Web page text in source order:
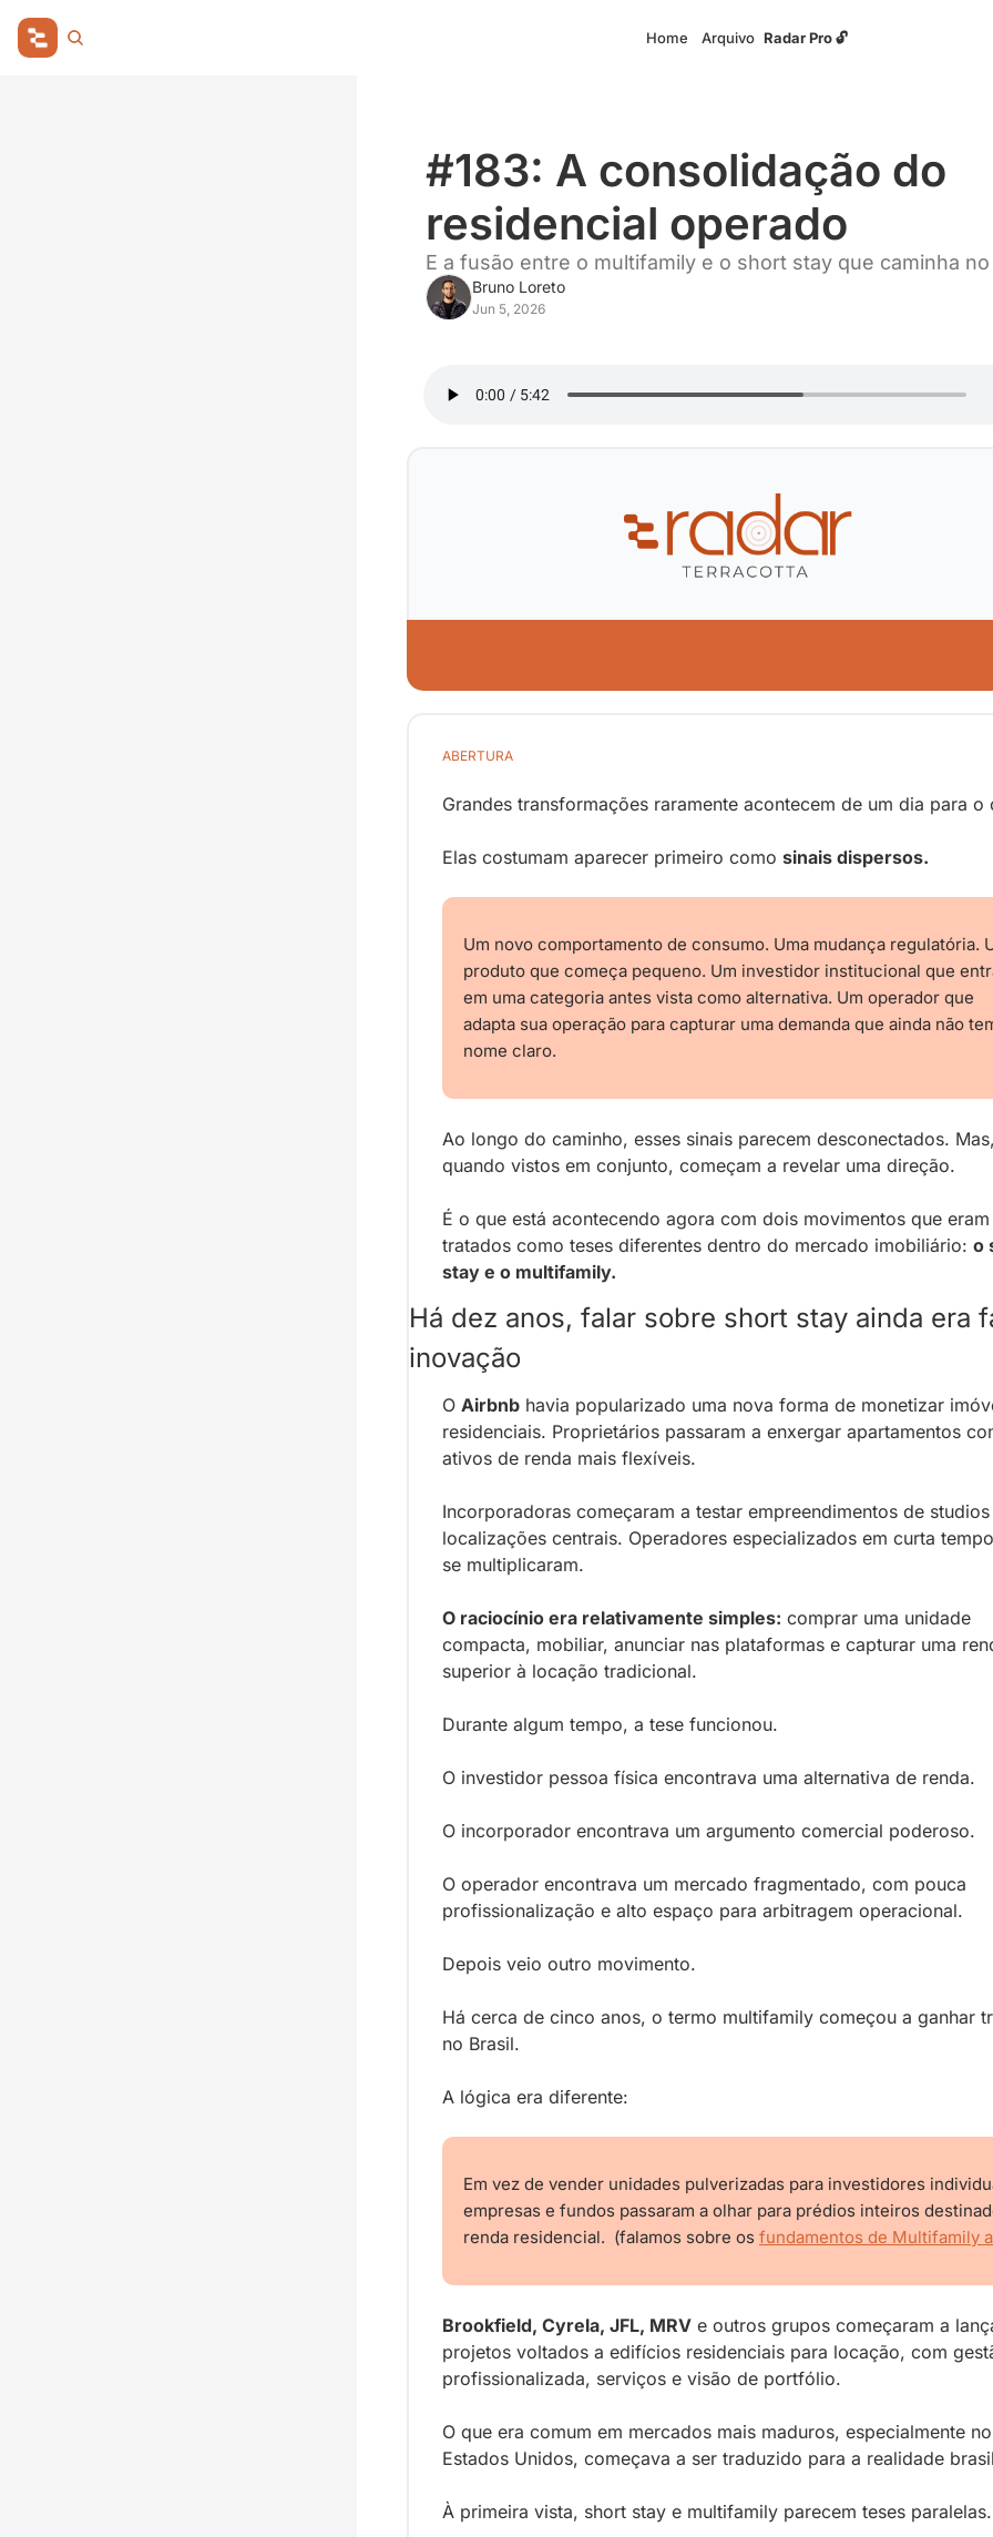
Home Arquivo Radar Pro 🔓
#183: A consolidação do
residencial operado
E a fusão entre o multifamily e o short stay que caminha
Bruno Loreto
Jun 5, 2026
ABERTURA
Grandes transformações raramente acontecem de um dia para o
Elas costumam aparecer primeiro como sinais dispersos.
Um novo comportamento de consumo. Uma mudança regulatória.
produto que começa pequeno. Um investidor institucional que
em uma categoria antes vista como alternativa. Um operador que
adapta sua operação para capturar uma demanda que ainda não
nome claro.
Ao longo do caminho, esses sinais parecem desconectados.
quando vistos em conjunto, começam a revelar uma direção.
É o que está acontecendo agora com dois movimentos que eram
tratados como teses diferentes dentro do mercado imobiliário: o
stay e o multifamily.
Há dez anos, falar sobre short stay ainda era
inovação
O Airbnb havia popularizado uma nova forma de monetizar
residenciais. Proprietários passaram a enxergar apartamentos
ativos de renda mais flexíveis.
Incorporadoras começaram a testar empreendimentos de
localizações centrais. Operadores especializados em curta
se multiplicaram.
O raciocínio era relativamente simples: comprar uma unidade
compacta, mobiliar, anunciar nas plataformas e capturar uma
superior à locação tradicional.
Durante algum tempo, a tese funcionou.
O investidor pessoa física encontrava uma alternativa de renda.
O incorporador encontrava um argumento comercial poderoso.
O operador encontrava um mercado fragmentado, com pouca
profissionalização e alto espaço para arbitragem operacional.
Depois veio outro movimento.
Há cerca de cinco anos, o termo multifamily começou a ganhar
no Brasil.
A lógica era diferente:
Em vez de vender unidades pulverizadas para investidores
empresas e fundos passaram a olhar para prédios inteiros
renda residencial.  (falamos sobre os fundamentos de Multifamily
Brookfield, Cyrela, JFL, MRV e outros grupos começaram a
projetos voltados a edifícios residenciais para locação, com
profissionalizada, serviços e visão de portfólio.
O que era comum em mercados mais maduros, especialmente
Estados Unidos, começava a ser traduzido para a realidade
À primeira vista, short stay e multifamily parecem teses paralelas.